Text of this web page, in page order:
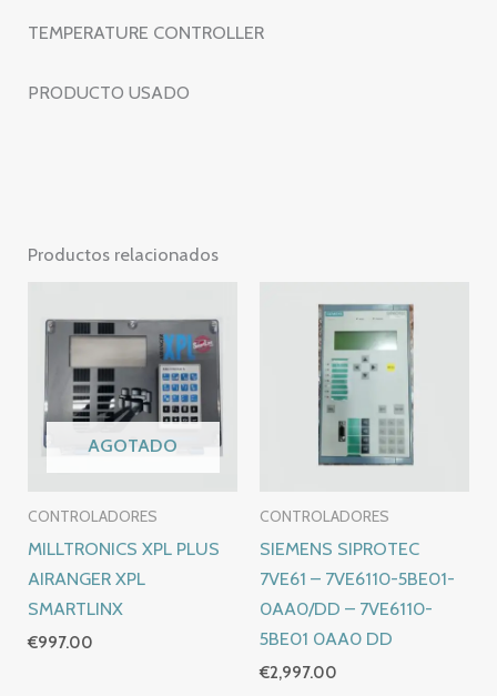
TEMPERATURE CONTROLLER
PRODUCTO USADO
Productos relacionados
AGOTADO
CONTROLADORES
MILLTRONICS XPL PLUS
AIRANGER XPL
SMARTLINX
€997.00
CONTROLADORES
SIEMENS SIPROTEC
7VE61 – 7VE6110-5BE01-
0AA0/DD – 7VE6110-
5BE01 0AA0 DD
€2,997.00